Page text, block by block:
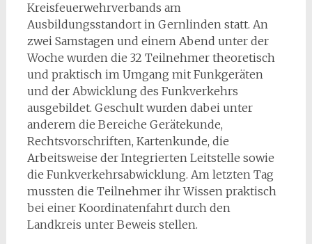
Kreisfeuerwehrverbands am
Ausbildungsstandort in Gernlinden statt. An
zwei Samstagen und einem Abend unter der
Woche wurden die 32 Teilnehmer theoretisch
und praktisch im Umgang mit Funkgeräten
und der Abwicklung des Funkverkehrs
ausgebildet. Geschult wurden dabei unter
anderem die Bereiche Gerätekunde,
Rechtsvorschriften, Kartenkunde, die
Arbeitsweise der Integrierten Leitstelle sowie
die Funkverkehrsabwicklung. Am letzten Tag
mussten die Teilnehmer ihr Wissen praktisch
bei einer Koordinatenfahrt durch den
Landkreis unter Beweis stellen.